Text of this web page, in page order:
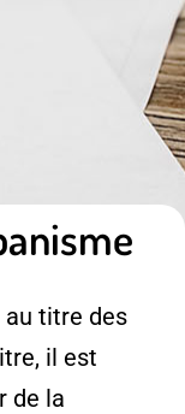
au titre des
il est
de la